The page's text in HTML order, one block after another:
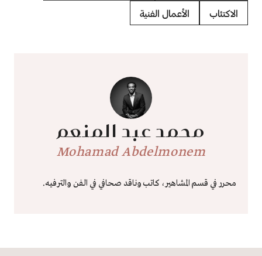
الاكتئاب الأعمال الفنية
محمد عبد المنعم
Mohamad Abdelmonem
محرر في قسم المشاهير، كاتب وناقد صحافي في الفن والترفيه.